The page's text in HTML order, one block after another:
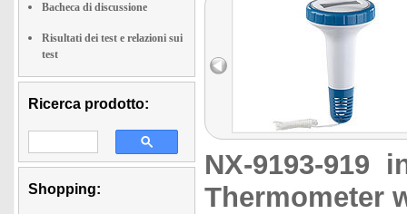
Bacheca di discussione
Risultati dei test e relazioni sui
test
Ricerca prodotto:
Shopping:
NX-9193-919
Thermometer